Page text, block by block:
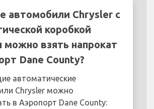
автомобили Chrysler с
коробкой
можно взять напрокат
Dane County?
автоматические
Chrysler можно
в Аэропорт Dane County: